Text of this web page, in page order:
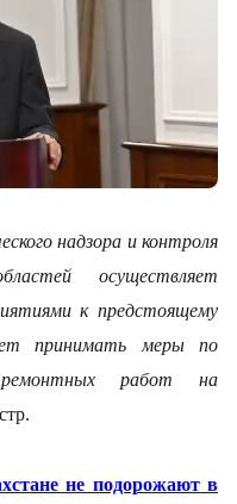
надзора и контроля
осуществляет
к предстоящему
принимать меры по
ремонтных работ на
не подорожают в